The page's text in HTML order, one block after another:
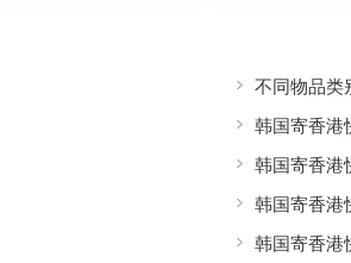
不同物品类
韩国寄香港
韩国寄香港
韩国寄香港
韩国寄香港